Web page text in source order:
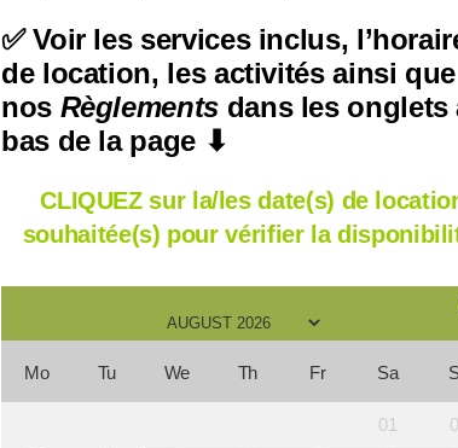
✅ Voir les services inclus,
de location, les activités ainsi que
nos Règlementsdans les onglets
bas de la page ⬇
CLIQUEZ sur la/les date(s) de
souhaitée(s) pour vérifier la
Mo Tu We Th Fr Sa
01